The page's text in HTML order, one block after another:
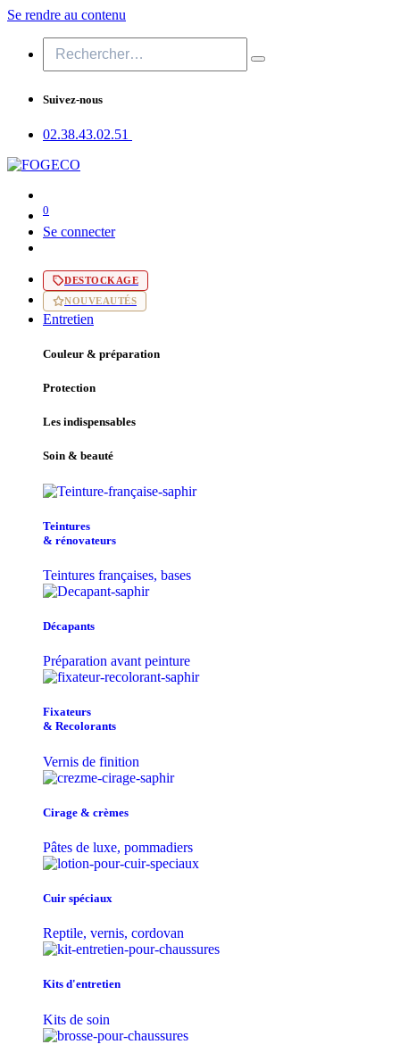
Se rendre au contenu
Suivez-nous
02.38.43​.02.51
0
Se connecter
DESTOCKAGE
NOUVEAUTÉS
Entretien
Couleur & préparation
Protection
Les indispensables
Soin & beauté
Teintu​res
& r​é​novateurs
Teintures françaises, bases
Décapants
Préparation avant peinture
Fixateurs
& Recolorants
Vernis de finition
Cirage & crèmes
Pâtes de luxe, pommadiers
Cuir spéciaux
Reptile, vernis, cordovan
Kits d'entretien
Kits de soin